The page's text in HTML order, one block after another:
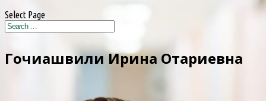
Select Page
Гочиашвили Ирина Отариевна